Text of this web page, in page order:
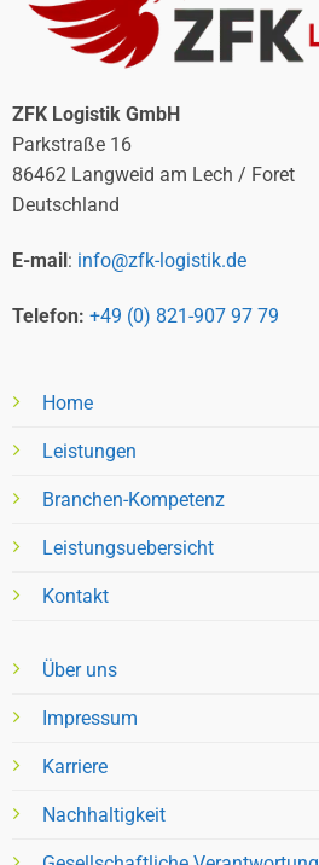
ZFK Logistik GmbH
Parkstraße 16
86462 Langweid am Lech / Foret
Deutschland
E-mail: info@zfk-logistik.de
Telefon: +49 (0) 821-907 97 79
Home
Leistungen
Branchen-Kompetenz
Leistungsuebersicht
Kontakt
Über uns
Impressum
Karriere
Nachhaltigkeit